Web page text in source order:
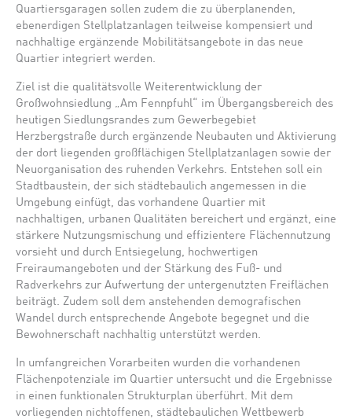
Quartiersgaragen sollen zudem die zu überplanenden,
ebenerdigen Stellplatzanlagen teilweise kompensiert und
nachhaltige ergänzende Mobilitätsangebote in das neue
Quartier integriert werden.
Ziel ist die qualitätsvolle Weiterentwicklung der
Großwohnsiedlung „Am Fennpfuhl“ im Übergangsbereich des
heutigen Siedlungsrandes zum Gewerbegebiet
Herzbergstraße durch ergänzende Neubauten und Aktivierung
der dort liegenden großflächigen Stellplatzanlagen sowie der
Neuorganisation des ruhenden Verkehrs. Entstehen soll ein
Stadtbaustein, der sich städtebaulich angemessen in die
Umgebung einfügt, das vorhandene Quartier mit
nachhaltigen, urbanen Qualitäten bereichert und ergänzt, eine
stärkere Nutzungsmischung und effizientere Flächennutzung
vorsieht und durch Entsiegelung, hochwertigen
Freiraumangeboten und der Stärkung des Fuß- und
Radverkehrs zur Aufwertung der untergenutzten Freiflächen
beiträgt. Zudem soll dem anstehenden demografischen
Wandel durch entsprechende Angebote begegnet und die
Bewohnerschaft nachhaltig unterstützt werden.
In umfangreichen Vorarbeiten wurden die vorhandenen
Flächenpotenziale im Quartier untersucht und die Ergebnisse
in einen funktionalen Strukturplan überführt. Mit dem
vorliegenden nichtoffenen, städtebaulichen Wettbewerb